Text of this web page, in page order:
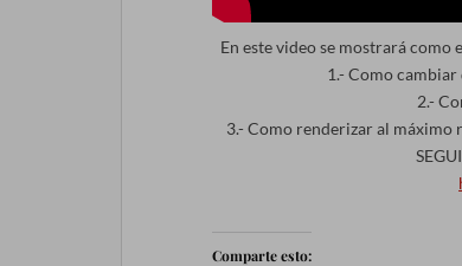
En este video se mostrará
1.- Como
2.-
3.- Como renderizar al máximo
Comparte esto: